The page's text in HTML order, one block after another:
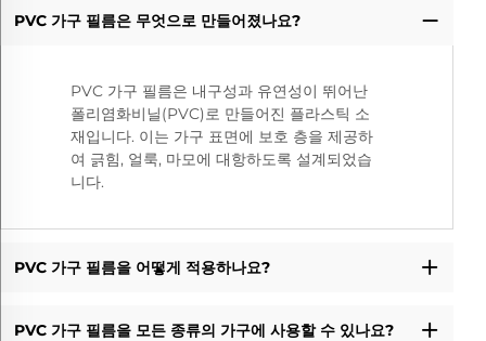
PVC 가구 필름은 무엇으로 만들어졌나요?
PVC 가구 필름은 내구성과 유연성이 뛰어난
폴리염화비닐(PVC)로 만들어진 플라스틱 소
재입니다. 이는 가구 표면에 보호 층을 제공하
여 긁힘, 얼룩, 마모에 대항하도록 설계되었습
니다.
PVC 가구 필름을 어떻게 적용하나요?
PVC 가구 필름을 모든 종류의 가구에 사용할 수 있나요?